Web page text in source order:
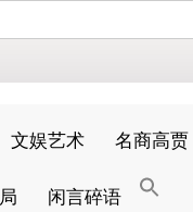
文娱艺术
名商高贾
闲言碎语